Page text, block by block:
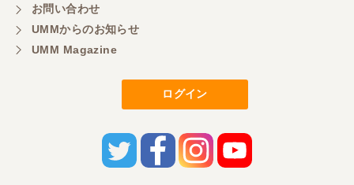
お問い合わせ
UMMからのお知らせ
UMM Magazine
ログイン